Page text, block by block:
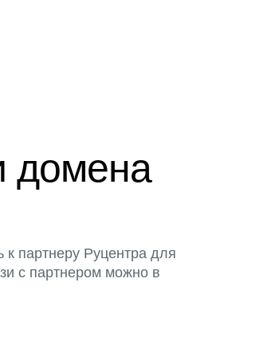
домена
партнеру Руцентра для
с партнером можно в